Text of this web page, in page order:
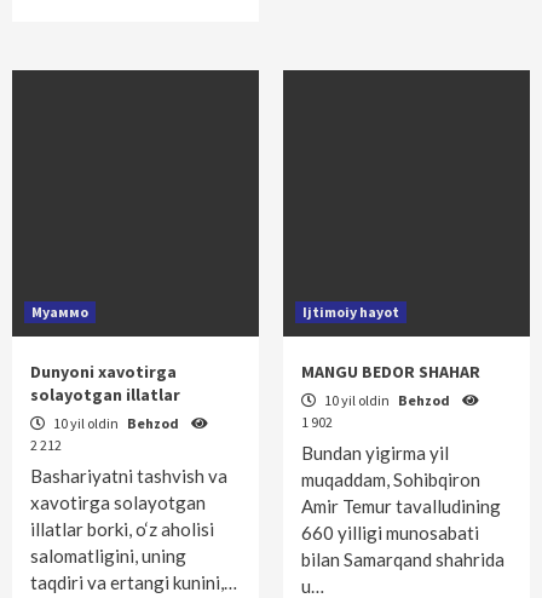
Муаммо
Dunyoni xavotirga
solayotgan illatlar
10 yil oldin Behzod
2 212
Bashariyatni tashvish va
xavotirga solayotgan
illatlar borki, o‘z aholisi
salomatligini, uning
taqdiri va ertangi kunini,…
Ijtimoiy hayot
MANGU BEDOR SHAHAR
10 yil oldin Behzod
1 902
Bundan yigirma yil
muqaddam, Sohibqiron
Amir Temur tavalludining
660 yilligi munosabati
bilan Samarqand shahrida
u…